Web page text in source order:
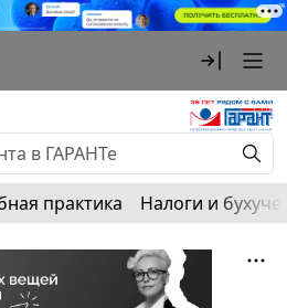
практика Налоги и